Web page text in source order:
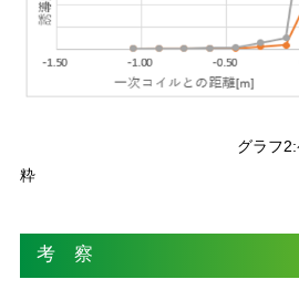
グラフ2:ケース2と
粋
考 察